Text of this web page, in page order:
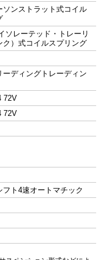
ソンストラット式コイル
ソレーテッド・トレーリ
ク）式コイルスプリング
ーディングトレーディン
72V
72V
フト4速オートマチック